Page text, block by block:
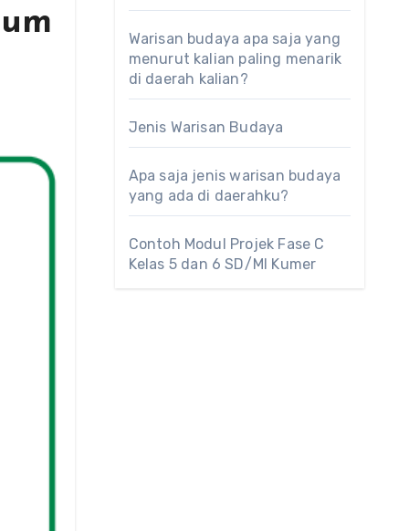
Warisan budaya apa saja yang
menurut kalian paling menarik
di daerah kalian?
Jenis Warisan Budaya
Apa saja jenis warisan budaya
yang ada di daerahku?
Contoh Modul Projek Fase C
Kelas 5 dan 6 SD/MI Kumer